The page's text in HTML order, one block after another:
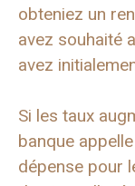
obteniez un
avez souhaité
avez
Si les taux
banque
dépense pour